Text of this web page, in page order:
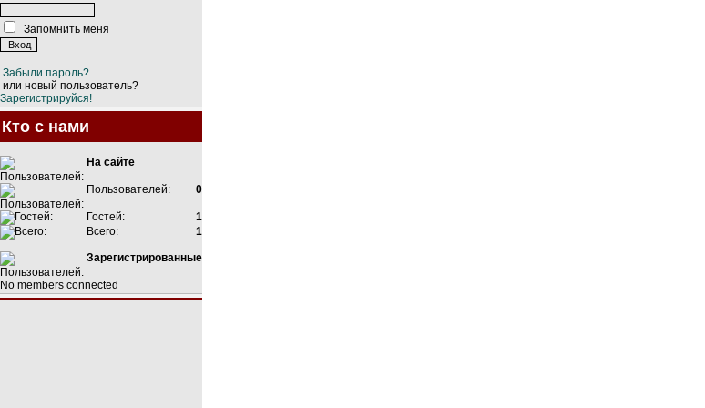
Запомнить меня
Забыли пароль?
или новый пользователь?
Зарегистрируйся!
Кто с нами
На сайте
Пользователей: 0
Гостей:
1
Всего:
1
Зарегистрированные
No members connected